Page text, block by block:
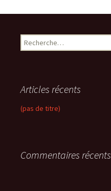
R
e
r
c
h
:
Articles récents
(pas de titre)
Commentaires récents